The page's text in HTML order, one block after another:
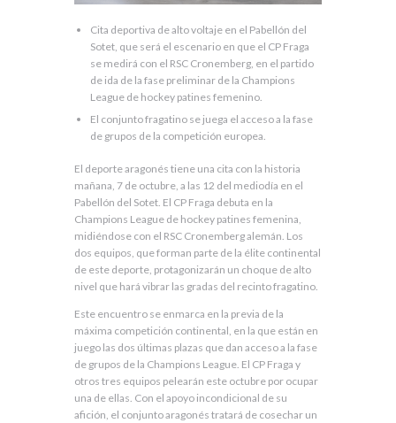
Cita deportiva de alto voltaje en el Pabellón del
Sotet, que será el escenario en que el CP Fraga
se medirá con el RSC Cronemberg, en el partido
de ida de la fase preliminar de la Champions
League de hockey patines femenino.
El conjunto fragatino se juega el acceso a la fase
de grupos de la competición europea.
El deporte aragonés tiene una cita con la historia
mañana, 7 de octubre, a las 12 del mediodía en el
Pabellón del Sotet. El CP Fraga debuta en la
Champions League de hockey patines femenina,
midiéndose con el RSC Cronemberg alemán. Los
dos equipos, que forman parte de la élite continental
de este deporte, protagonizarán un choque de alto
nivel que hará vibrar las gradas del recinto fragatino.
Este encuentro se enmarca en la previa de la
máxima competición continental, en la que están en
juego las dos últimas plazas que dan acceso a la fase
de grupos de la Champions League. El CP Fraga y
otros tres equipos pelearán este octubre por ocupar
una de ellas. Con el apoyo incondicional de su
afición, el conjunto aragonés tratará de cosechar un